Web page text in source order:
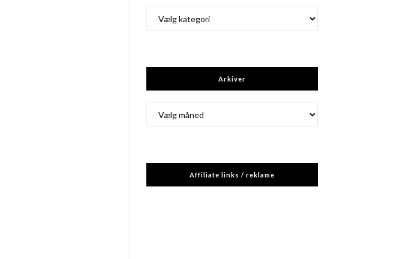
Arkiver
Affiliate links / reklame